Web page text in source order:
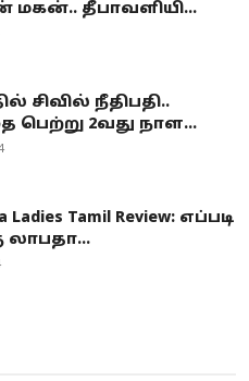
மகன்.. தீபாவளியி...
சிவில் நீதிபதி..
பெற்று 2வது நாள...
Ladies Tamil Review: எப்படி
லாபதா...